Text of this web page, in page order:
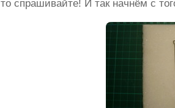
то спрашивайте! И так начнём с